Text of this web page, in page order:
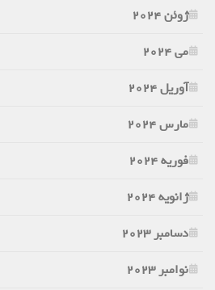
ژوئن 2024
می 2024
آوریل 2024
مارس 2024
فوریه 2024
ژانویه 2024
دسامبر 2023
نوامبر 2023